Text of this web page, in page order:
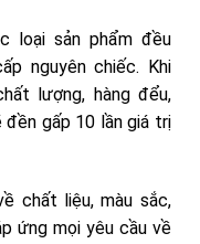
loại sản phẩm đều
nguyên chiếc. Khi
lượng, hàng đểu,
đền gấp 10 lần giá trị
chất liệu, màu sắc,
ứng mọi yêu cầu về